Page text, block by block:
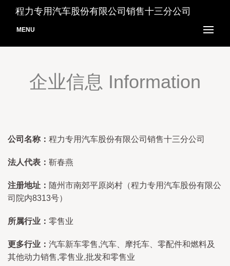
程力专用汽车股份有限公司销售十三分公司
MENU
企业信息 Information
公司名称： 程力专用汽车股份有限公司销售十三分公司
法人代表： 靳春燕
注册地址： 随州市南郊平原岗村（程力专用汽车股份有限公
司院内8313号）
所属行业： 零售业
更多行业： 汽车新车零售,汽车、摩托车、零配件和燃料及
其他动力销售,零售业,批发和零售业